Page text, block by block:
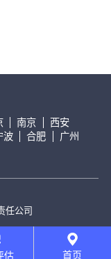
南京
西安
波 合肥
广州
任公司
估 首页